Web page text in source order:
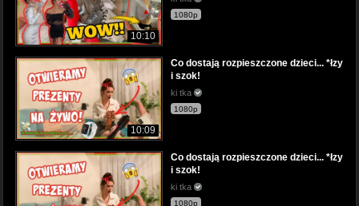
10:10
1080p
10:09
Co dostają rozpieszczone dzieci... *łzy
i szok!
ki tka
1080p
Co dostają rozpieszczone dzieci... *łzy
i szok!
ki tka
1080p